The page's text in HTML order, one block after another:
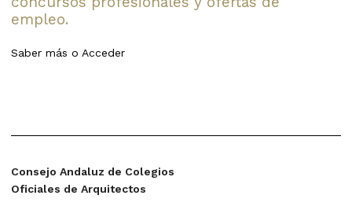
empleo.
Saber más o Acceder
Consejo Andaluz de Colegios
Oficiales de Arquitectos